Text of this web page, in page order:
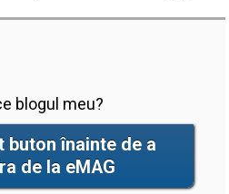
blogul meu?
buton înainte de a
de la eMAG